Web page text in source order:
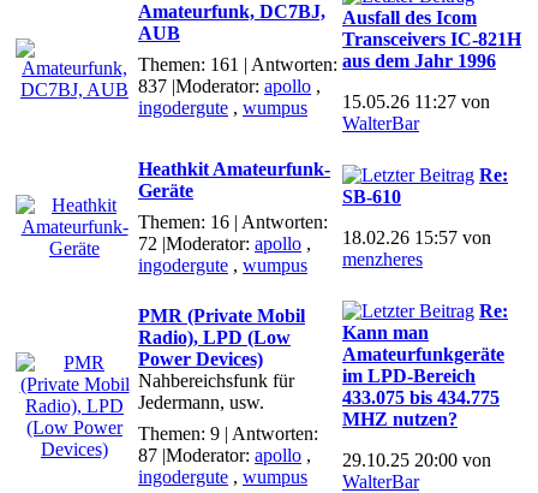
Amateurfunk, DC7BJ,
AUB
Themen: 161 | Antworten:
837 |Moderator: apollo ,
ingodergute , wumpus
Ausfall des Icom
Transceivers IC-821H
aus dem Jahr 1996
15.05.26 11:27 von
WalterBar
Heathkit Amateurfunk-
Geräte
Themen: 16 | Antworten:
72 |Moderator: apollo ,
ingodergute , wumpus
Re:
SB-610
18.02.26 15:57 von
menzheres
PMR (Private Mobil
Radio), LPD (Low
Power Devices)
Nahbereichsfunk für
Jedermann, usw.
Themen: 9 | Antworten:
87 |Moderator: apollo ,
ingodergute , wumpus
Re:
Kann man
Amateurfunkgeräte
im LPD-Bereich
433.075 bis 434.775
MHZ nutzen?
29.10.25 20:00 von
WalterBar